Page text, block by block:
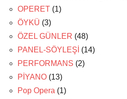
OPERET (1)
ÖYKÜ (3)
ÖZEL GÜNLER (48)
PANEL-SÖYLEŞİ (14)
PERFORMANS (2)
PİYANO (13)
Pop Opera (1)